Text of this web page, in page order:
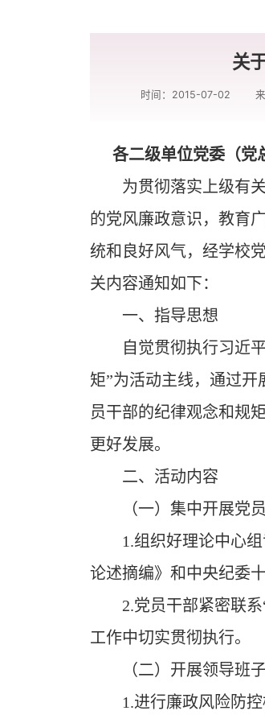
关
时间：2015-07-02
各二级单位党委（党
为贯彻落实上级有
的党风廉政意识，教育
统和良好风气，经学校
关内容通知如下：
一、指导思想
自觉贯彻执行习近
矩”为活动主线，通过
员干部的纪律观念和规
更好发展。
二、活动内容
（一）集中开展党
1.组织好理论中心
论述摘编》和中央纪委
2.党员干部紧密联
工作中切实贯彻执行。
（二）开展领导班
1.进行廉政风险防